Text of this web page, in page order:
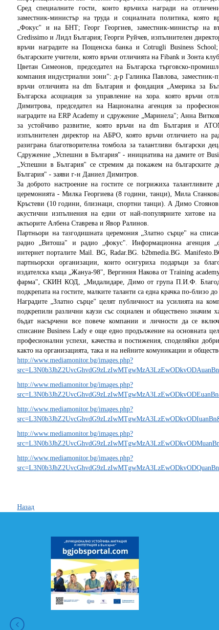
Сред специалните гости, които връчиха награди на
заместник-министър на труда и социалната политика, която
„Фокус" и на БНТ; Георг Георгиев, заместник-министър на
Credissimo и Лидл България; Георги Руйчев, изпълнителен
връчи наградите на Пощенска банка и Cotrugli Business
българските учители, която връчи отличията на Fibank и Зонта
Цветан Симеонов, председател на Българска търговско-
компания индустриални зони": д-р Галинка Павлова, заместник-
връчи отличията на dm България и фондация „Америка за
Българска асоциация за управление на хора. която връчи
Димитрова, председател на Национална агенция за
наградите на ERP Academy и сдружение „Маринела"; Анна
за устойчиво развитие, която връчи на dm България и
изпълнителен директор на АБРО, която връчи отличието на
разиграна благотворителна томбола за талантливи български
Сдружение „Успешни в България" - инициатива на дамите от
„Успешни в България" се стремим да покажем на българските
България" - заяви г-н Даниел Димитров.
За доброто настроение на гостите се погрижиха
церемонията - Милка Георгиева (8 години, танци), Мила
Кръстеви (10 години, близнаци, спортни танци). А Димо
акустични изпълнения на едни от най-популярните хитове
актьорите Албена Ставрева и Явор Ралинов.
Партньори на тазгодишната церемония „Златно сърце" на
радио „Витоша" и радио „фокус". Информационна агенция
интернет порталите Mail. BG, Radar.BG. b2bmedia.BG.
партньорски организации, които осигуриха подаръци за
издателска къща „Жануа-98", Вергиния Накова от Training
фарма", СКИН КОД, „Мидалидаре, Димо от група П.И.Ф.
подкрепата на гостите, малките таланти са една крачка по-близо
Наградите „Златно сърце" целят публичност на усилията на
подкрепили различни каузи със социален и обществено значим
бъдат насърчени все повече компании и личности да се
списание Business Lady е още едно продължение на основната
професионални успехи, качества и постижения, споделяйки
както на организацията, така и на нейните комуникации и
http://www.mediamonitor.bg/images.php?
http://www.mediamonitor.bg/images.php?
http://www.mediamonitor.bg/images.php?
http://www.mediamonitor.bg/images.php?
http://www.mediamonitor.bg/images.php?
Назад